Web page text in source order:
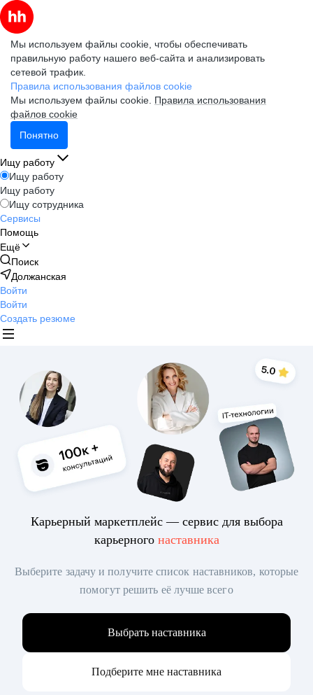
Мы используем файлы cookie, чтобы обеспечивать
правильную работу нашего веб-сайта и анализировать
сетевой трафик.
Правила использования файлов cookie
Мы используем файлы cookie. Правила использования
файлов cookie
Понятно
Ищу работу
Ищу работу
Ищу работу
Ищу сотрудника
Сервисы
Помощь
Ещё
Поиск
Должанская
Войти
Войти
Создать резюме
Карьерный маркетплейс — сервис для выбора
карьерного наставника
Выберите задачу и получите список наставников, которые
помогут решить её лучше всего
Выбрать наставника
Подберите мне наставника